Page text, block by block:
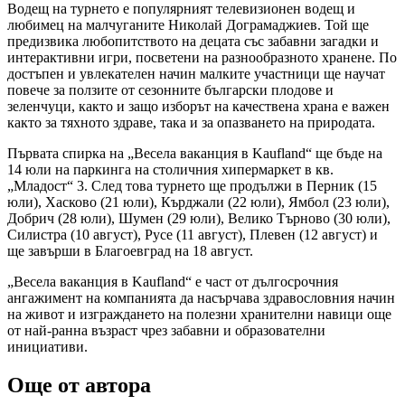
Водещ на турнето е популярният телевизионен водещ и
любимец на малчуганите Николай Дограмаджиев. Той ще
предизвика любопитството на децата със забавни загадки и
интерактивни игри, посветени на разнообразното хранене. По
достъпен и увлекателен начин малките участници ще научат
повече за ползите от сезонните български плодове и
зеленчуци, както и защо изборът на качествена храна е важен
както за тяхното здраве, така и за опазването на природата.
Първата спирка на „Весела ваканция в Kaufland“ ще бъде на
14 юли на паркинга на столичния хипермаркет в кв.
„Младост“ 3. След това турнето ще продължи в Перник (15
юли), Хасково (21 юли), Кърджали (22 юли), Ямбол (23 юли),
Добрич (28 юли), Шумен (29 юли), Велико Търново (30 юли),
Силистра (10 август), Русе (11 август), Плевен (12 август) и
ще завърши в Благоевград на 18 август.
„Весела ваканция в Kaufland“ е част от дългосрочния
ангажимент на компанията да насърчава здравословния начин
на живот и изграждането на полезни хранителни навици още
от най-ранна възраст чрез забавни и образователни
инициативи.
Още от автора